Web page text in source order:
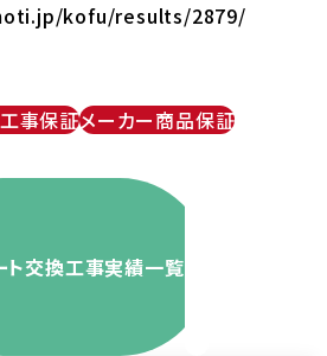
kofu/results/2879/
事保証メーカー商品保証
ト交換工事実績一覧